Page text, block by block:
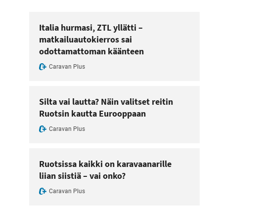
Italia hurmasi, ZTL yllätti –
matkailuautokierros sai
odottamattoman käänteen
Caravan Plus
Silta vai lautta? Näin valitset reitin
Ruotsin kautta Eurooppaan
Caravan Plus
Ruotsissa kaikki on karavaanarille
liian siistiä – vai onko?
Caravan Plus